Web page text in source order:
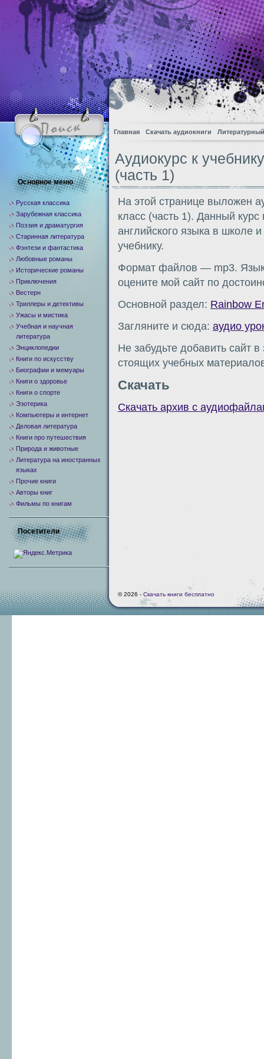
Главная Скачать аудиокниги
Аудиокурс к
(часть 1)
На этой странице выложен
класс (часть 1). Данный
английского языка в школе
учебнику.
Формат файлов — mp3.
оцените мой сайт по
Основной раздел: Rainbow
Загляните и сюда: аудио
Не забудьте добавить сайт
стоящих учебных
Скачать
Скачать архив с
Основное меню
Русская классика
Зарубежная классика
Поэзия и драматургия
Старинная литература
Фэнтези и фантастика
Любовные романы
Исторические романы
Приключения
Вестерн
Триллеры и детективы
Ужасы и мистика
Учебная и научная
литература
Энциклопедии
Книги по искусству
Биографии и мемуары
Книги о здоровье
Книги о спорте
Эзотерика
Компьютеры и интернет
Деловая литература
Книги про путешествия
Природа и животные
Литература на иностранных
языках
Прочие книги
Авторы книг
Фильмы по книгам
Посетители
© 2026 - Скачать книги бесплатно